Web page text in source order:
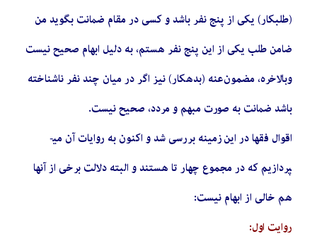
(طلبکار) یکی از پنج نفر باشد و کسی در مقام ضمانت بگوید من
ضامن طلب یکی از این پنج نفر هستم، به دلیل ابهام صحیح نیست
وبالاخره، مضمون‌عنه (بدهکار) نیز اگر در میان چند نفر ناشناخته
باشد ضمانت به صورت مبهم و مردد، صحیح نیست.
اقوال فقها در این زمینه بررسی شد و اکنون به روایات آن می­
پردازیم که در مجموع چهار تا هستند و البته دلالت برخی از آن­ها
هم خالی از ابهام نیست:
روایت اول: